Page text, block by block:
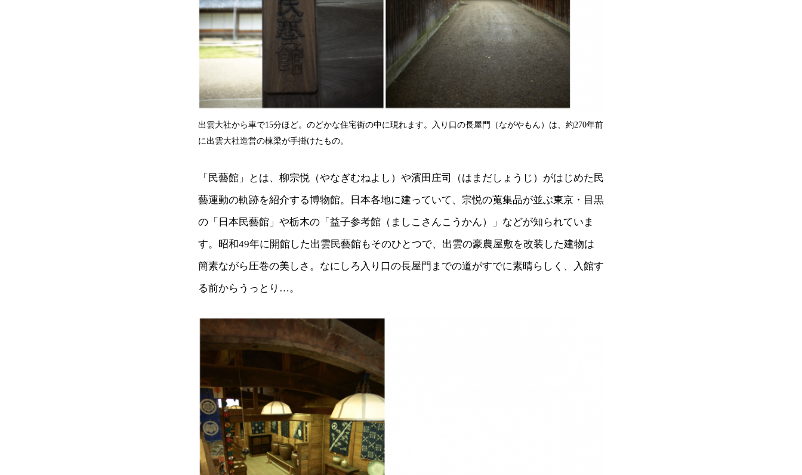
出雲大社から車で15分ほど。のどかな住宅街の中に現れます。入り口の長屋門（ながやもん）は、約270年前
に出雲大社造営の棟梁が手掛けたもの。
「民藝館」とは、柳宗悦（やなぎむねよし）や濱田庄司（はまだしょうじ）がはじめた民
藝運動の軌跡を紹介する博物館。日本各地に建っていて、宗悦の蒐集品が並ぶ東京・目黒
の「日本民藝館」や栃木の「益子参考館（ましこさんこうかん）」などが知られていま
す。昭和49年に開館した出雲民藝館もそのひとつで、出雲の豪農屋敷を改装した建物は
簡素ながら圧巻の美しさ。なにしろ入り口の長屋門までの道がすでに素晴らしく、入館す
る前からうっとり…。